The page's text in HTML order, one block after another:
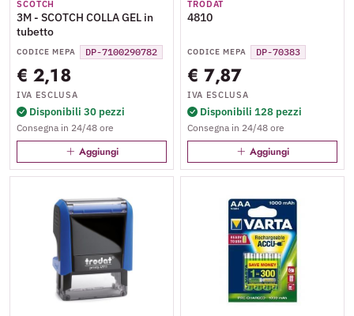
SCOTCH
3M - SCOTCH COLLA GEL in
tubetto
CODICE MEPA DP-7100290782
€ 2,18
IVA ESCLUSA
Disponibili 30 pezzi
Consegna in 24/48 ore
Aggiungi
TRODAT
4810
CODICE MEPA DP-70383
€ 7,87
IVA ESCLUSA
Disponibili 128 pezzi
Consegna in 24/48 ore
Aggiungi